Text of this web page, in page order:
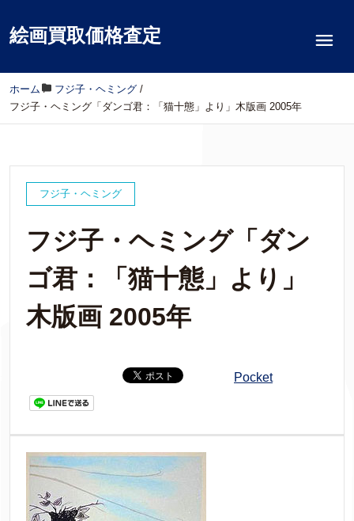
絵画買取価格査定
ホーム / フジ子・ヘミング /
フジ子・ヘミング「ダンゴ君：「猫十態」より」木版画 2005年
フジ子・ヘミング
フジ子・ヘミング「ダン
ゴ君：「猫十態」より」
木版画 2005年
Pocket